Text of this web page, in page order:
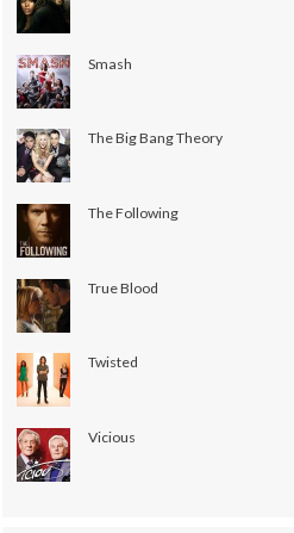
Smash
The Big Bang Theory
The Following
True Blood
Twisted
Vicious